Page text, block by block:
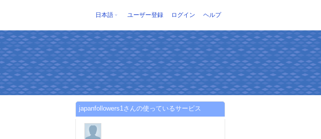
日本語 ユーザー登録 ログイン ヘルプ
japanfollowers1さんの使っているサービス